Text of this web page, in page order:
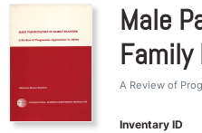
Male
Family
A Review of
Inventary ID